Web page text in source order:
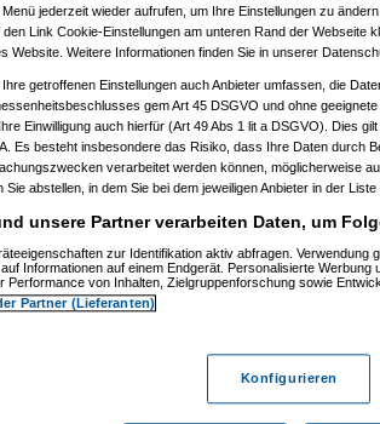
jederzeit wieder aufrufen, um Ihre Einstellungen zu
den Link Cookie-Einstellungen am unteren Rand der Webseite
Website. Weitere Informationen finden Sie in unserer
getroffenen Einstellungen auch Anbieter umfassen, die
gem Art 45 DSGVO und ohne
Einwilligung auch hierfür (Art 49 Abs 1 lit a DSGVO). Dies
Es besteht insbesondere das Risiko, dass Ihre Daten durch
verarbeitet werden können, möglicherweise
Sie abstellen, in dem Sie bei dem jeweiligen Anbieter in der
unsere Partner verarbeiten Daten, um
zur Identifikation aktiv abfragen. Verwendung
Informationen auf einem Endgerät. Personalisierte Werbung
Performance von Inhalten, Zielgruppenforschung sowie
Partner (Lieferanten)
Konfigurieren